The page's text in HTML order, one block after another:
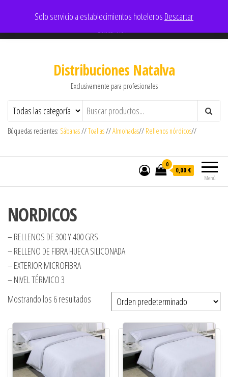
Solo servicio a establecimientos hoteleros Descartar
comercial@aldisl.com
Sevilla-41011
Distribuciones Natalva
Exclusivamente para profesionales
Búquedas recientes: Sábanas//Toallas//Almohadas// Rellenos nórdicos//
Menú
0
0,00 €
NORDICOS
– RELLENOS DE 300 Y 400 GRS.
– RELLENO DE FIBRA HUECA SILICONADA
– EXTERIOR MICROFIBRA
– NIVEL TÉRMICO 3
Mostrando los 6 resultados